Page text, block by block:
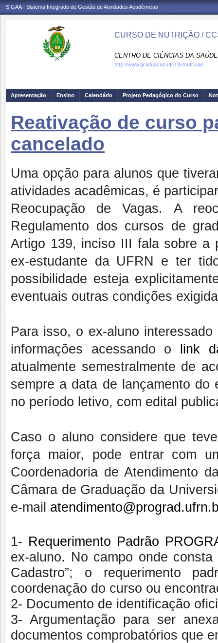
SIGAA - Sistema Integrado de Gestão de Atividades Acadêmicas
CURSO DE NUTRIÇÃO /
CENTRO DE CIÊNCIAS DA
http://www.graduacao.ufrn.br/nutricao
Apresentação Ensino Calendário Projeto Pedagógico do Curso
Reativação de curso
cancelado
Uma opção para alunos que
atividades acadêmicas, é
Reocupação de Vagas. A
Regulamento dos cursos de
Artigo 139, inciso III fala sobre a
ex-estudante da UFRN e ter
possibilidade esteja
eventuais outras condições
Para isso, o ex-aluno
informações acessando o
link
atualmente semestralmente de
sempre a data de lançamento do
no período letivo, com edital
Caso o aluno considere que
força maior, pode entrar com
Coordenadoria de Atendimento
Câmara de Graduação da
e-mail
1- Requerimento Padrão
ex-aluno. No campo onde consta
Cadastro”; o requerimento
coordenação do curso ou
2- Documento de identificação
3- Argumentação para ser
documentos comprobatórios que